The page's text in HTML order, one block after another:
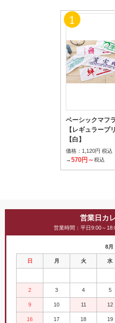
ベーシックマフ
【レギュラープ
【白】
価格： 1,120円 税込
→570円～税込
営業日カ
営業時間：平日9:00～
8月
日 月 火 水
2 3 4 5
9 10 11 12
16 17 18 19